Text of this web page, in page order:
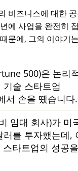
비즈니스에 대한
에 사업을 완전히
문에, 그의 이야기
500)은 논리
술 스타트업
서 손을 뗐습니다.
임대 회사)가 미
를 투자했는데,
타트업의 성공